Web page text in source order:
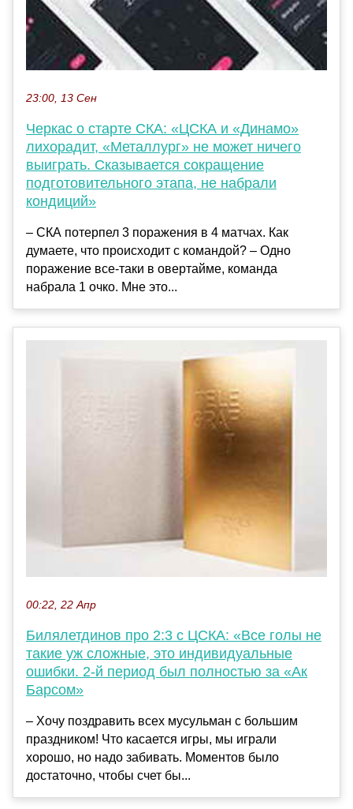
23:00, 13 Сен
Черкас о старте СКА: «ЦСКА и «Динамо»
лихорадит, «Металлург» не может ничего
выиграть. Сказывается сокращение
подготовительного этапа, не набрали
кондиций»
– СКА потерпел 3 поражения в 4 матчах. Как
думаете, что происходит с командой? – Одно
поражение все-таки в овертайме, команда
набрала 1 очко. Мне это...
00:22, 22 Апр
Билялетдинов про 2:3 с ЦСКА: «Все голы не
такие уж сложные, это индивидуальные
ошибки. 2-й период был полностью за «Ак
Барсом»
– Хочу поздравить всех мусульман с большим
праздником! Что касается игры, мы играли
хорошо, но надо забивать. Моментов было
достаточно, чтобы счет бы...